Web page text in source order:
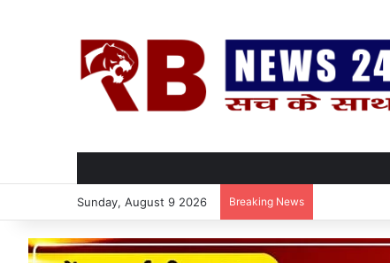
Sunday, August 9 2026 Breaking News